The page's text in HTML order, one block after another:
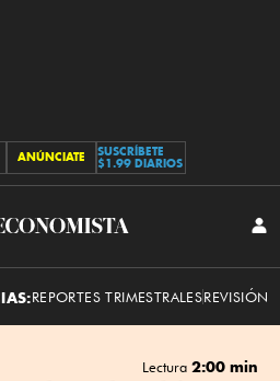
ANÚNCIATE
SUSCRÍBETE
$1.99 DIARIOS
El
REPORTES TRIMESTRALESREVISIÓN
Lectura 2:00 min